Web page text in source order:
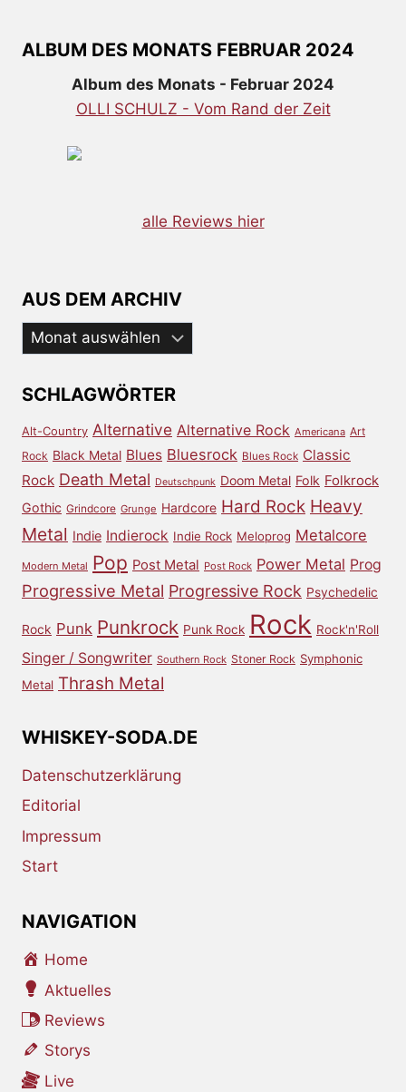
ALBUM DES MONATS FEBRUAR 2024
Album des Monats - Februar 2024
OLLI SCHULZ - Vom Rand der Zeit
alle Reviews hier
AUS DEM ARCHIV
Aus
dem
SCHLAGWÖRTER
Alt-Country Alternative Alternative Rock Americana Art
Rock Black Metal Blues Bluesrock Blues Rock Classic
Rock Death Metal Deutschpunk Doom Metal Folk Folkrock
Gothic Grindcore Grunge Hardcore Hard Rock Heavy
Metal Indie Indierock Indie Rock Meloprog Metalcore
Modern Metal Pop Post Metal Post Rock Power Metal Prog
Progressive Metal Progressive Rock Psychedelic
Rock Punk Punkrock Punk Rock Rock Rock'n'Roll
Singer / Songwriter Southern Rock Stoner Rock Symphonic
Metal Thrash Metal
WHISKEY-SODA.DE
Datenschutzerklärung
Editorial
Impressum
Start
NAVIGATION
Home
Aktuelles
Reviews
Storys
Live